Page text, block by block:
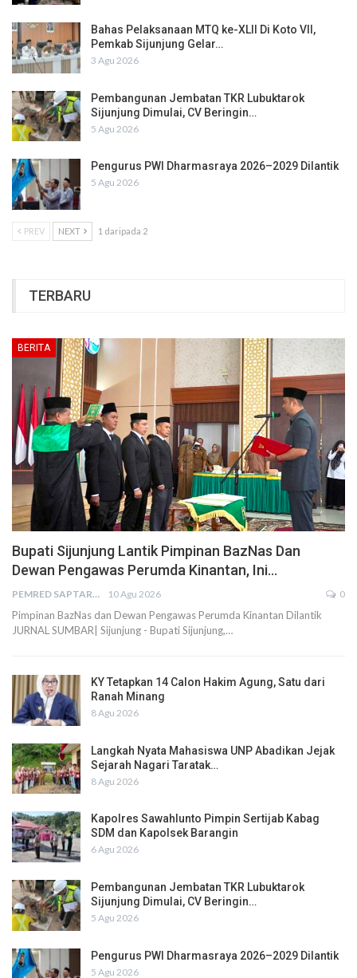
Bahas Pelaksanaan MTQ ke-XLII Di Koto VII,
Pemkab Sijunjung Gelar…
3 Agu 2026
Pembangunan Jembatan TKR Lubuktarok
Sijunjung Dimulai, CV Beringin…
5 Agu 2026
Pengurus PWI Dharmasraya 2026–2029 Dilantik
5 Agu 2026
PREV NEXT 1 daripada 2
TERBARU
BERITA
Bupati Sijunjung Lantik Pimpinan BazNas Dan
Dewan Pengawas Perumda Kinantan, Ini…
PEMRED SAPTARIUS 10 Agu 2026 0
Pimpinan BazNas dan Dewan Pengawas Perumda Kinantan Dilantik
JURNAL SUMBAR| Sijunjung - Bupati Sijunjung,…
KY Tetapkan 14 Calon Hakim Agung, Satu dari
Ranah Minang
8 Agu 2026
Langkah Nyata Mahasiswa UNP Abadikan Jejak
Sejarah Nagari Taratak…
8 Agu 2026
Kapolres Sawahlunto Pimpin Sertijab Kabag
SDM dan Kapolsek Barangin
6 Agu 2026
Pembangunan Jembatan TKR Lubuktarok
Sijunjung Dimulai, CV Beringin…
5 Agu 2026
Pengurus PWI Dharmasraya 2026–2029 Dilantik
5 Agu 2026